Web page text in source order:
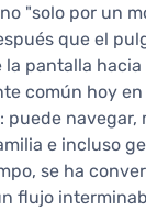
"solo por un
que el
pantalla hacia
común hoy en
puede navegar,
e incluso
se ha
flujo